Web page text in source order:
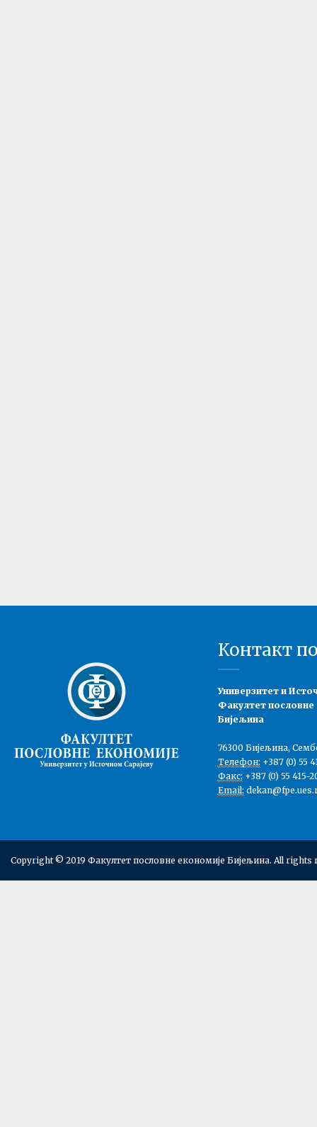
Контакт
Универзитет и
Факултет пословне
Бијељина
76300 Бијељина,
Телефон: +387 (0) 55
Факс: +387 (0) 55 415-
Email:
Copyright © 2019 Факултет пословне економије Бијељина. All rights